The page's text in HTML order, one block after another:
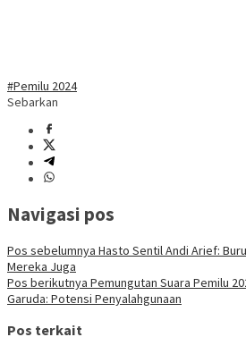
#Pemilu 2024
Sebarkan
Navigasi pos
Pos sebelumnya Hasto Sentil Andi Arief:
Mereka Juga
Pos berikutnya Pemungutan Suara Pemilu
Garuda: Potensi Penyalahgunaan
Pos terkait